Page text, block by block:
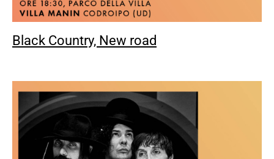
Black Country, New road